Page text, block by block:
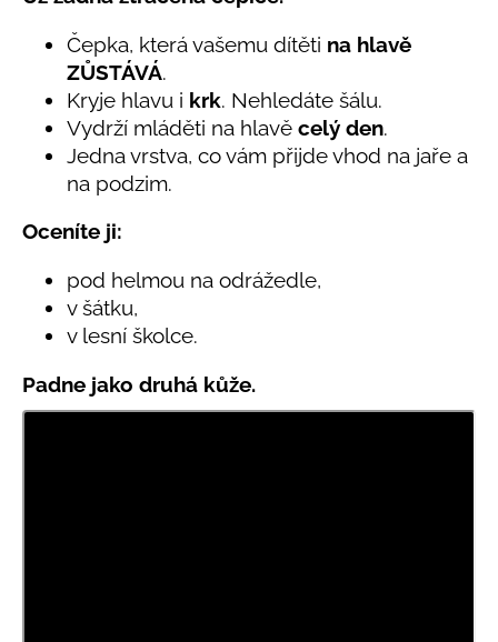
hvězdiček.
Čepka, která vašemu dítěti na hlavě
ZŮSTÁVÁ.
Kryje hlavu i krk. Nehledáte šálu.
Vydrží mláděti na hlavě celý den.
Jedna vrstva, co vám přijde vhod na jaře a
na podzim.
Oceníte ji:
pod helmou na odrážedle,
v šátku,
v lesní školce.
Padne jako druhá kůže.
LETNÍ
S
BÍLÝ
395